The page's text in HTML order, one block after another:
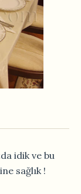
idik ve bu
sağlık !